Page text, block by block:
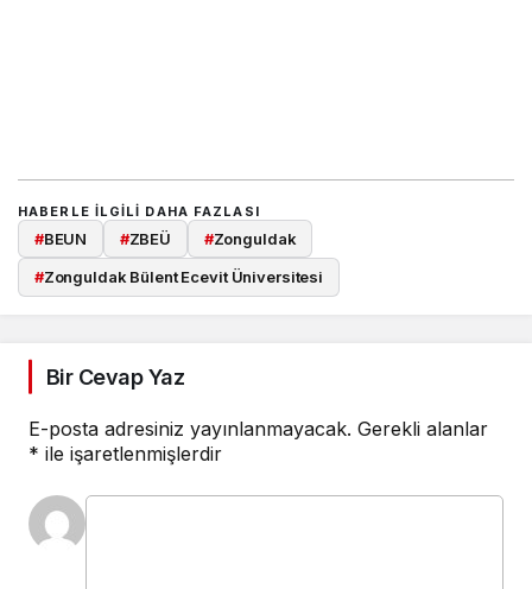
HABERLE ILGILI DAHA FAZLASI
#BEUN #ZBEÜ #Zonguldak
#Zonguldak Bülent Ecevit Üniversitesi
Bir Cevap Yaz
E-posta adresiniz yayınlanmayacak. Gerekli alanlar
* ile işaretlenmişlerdir